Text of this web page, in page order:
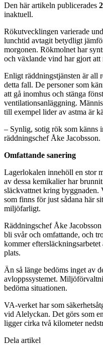
Den här artikeln publicerades
inaktuell.
Rökutvecklingen varierade
lunchtid avtagit betydligt
morgonen. Rökmolnet har
och växlande vind har gjort att
Enligt räddningstjänsten är all
detta fall. De personer som
att gå inomhus och stänga
ventilationsanläggning.
till exempel lider av astma är
– Synlig, sotig rök som känns
räddningschef Åke Jacobsson.
Omfattande sanering
Lagerlokalen innehöll en stor
av dessa kemikalier har
släckvattnet kring byggnaden.
som finns för just sådana här
miljöfarligt.
Räddningschef Åke
bli svår och omfattande, och
kommer
plats.
Än så länge bedöms inget av
avloppssystemet.
bedöma situationen.
VA-verket har som
vid Alelyckan. Det görs som
ligger cirka två kilometer
Dela artikel